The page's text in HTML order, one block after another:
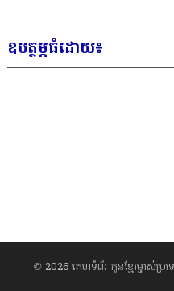
ឧបត្ថម្ភធំដោយ៖
© 2026 គេហទំព័រ កូនខ្មែរម្ចាស់ប្រ